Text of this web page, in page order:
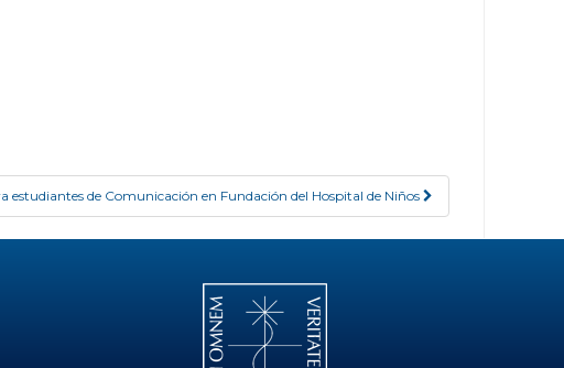
estudiantes de Comunicación en Fundación del Hospital de Niños